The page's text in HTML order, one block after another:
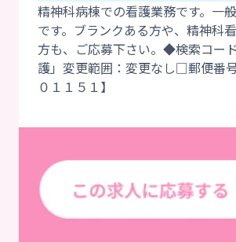
精神科病棟での看護業務です。一
です。ブランクある方や、精神科
方も、ご応募下さい。◆検索コー
護」変更範囲：変更なし□郵便番